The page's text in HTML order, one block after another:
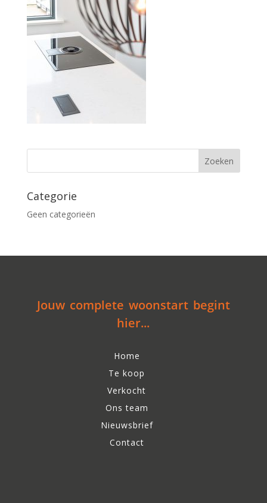
Categorie
Geen categorieën
Jouw complete woonstart begint
hier...
Home
Te koop
Verkocht
Ons team
Nieuwsbrief
Contact